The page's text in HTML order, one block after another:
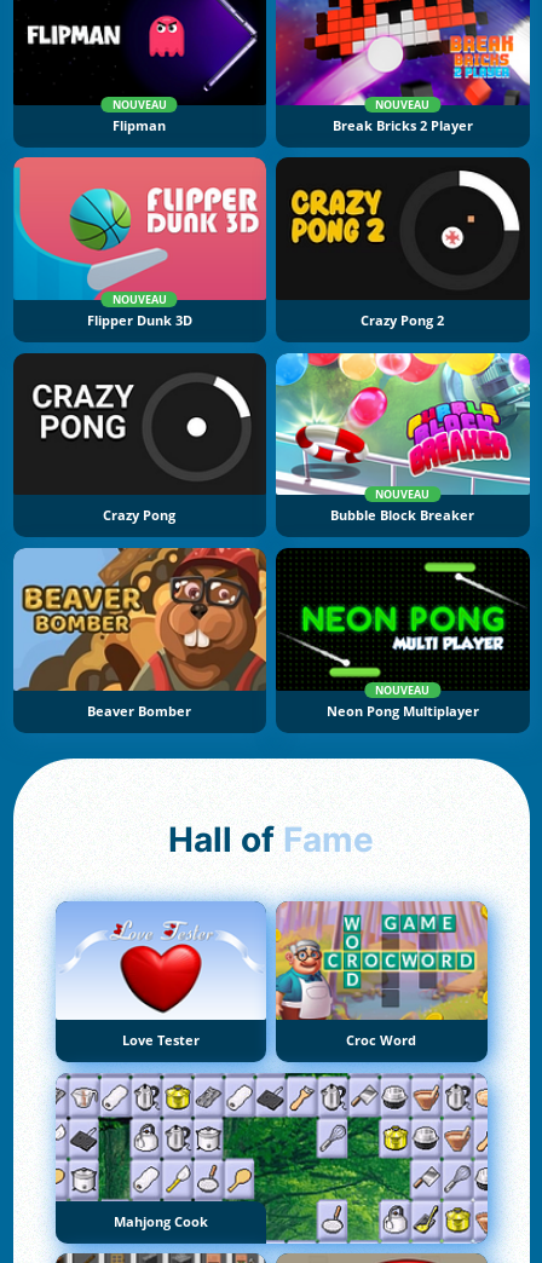
NOUVEAU
Flipman
NOUVEAU
Break Bricks 2 Player
NOUVEAU
Flipper Dunk 3D Crazy Pong 2
Crazy Pong
NOUVEAU
Bubble Block Breaker
Beaver Bomber
NOUVEAU
Neon Pong Multiplayer
Hall of Fame
Love Tester Croc Word
Mahjong Cook